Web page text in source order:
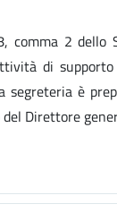
comma 2
di
segreteria è
Direttore